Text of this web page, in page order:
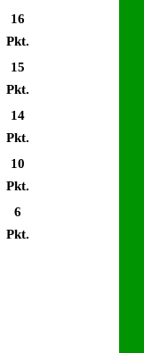
16
Pkt.
15
Pkt.
14
Pkt.
10
Pkt.
6
Pkt.